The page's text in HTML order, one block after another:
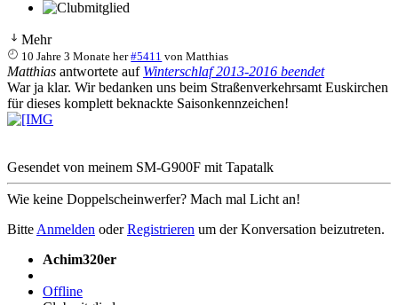
Mehr
10 Jahre 3 Monate her #5411 vonMatthias
Matthias antwortete auf Winterschlaf 2013-2016 beendet
War ja klar. Wir bedanken uns beim Straßenverkehrsamt Euskirchen
für dieses komplett beknackte Saisonkennzeichen!
Gesendet von meinem SM-G900F mit Tapatalk
Wie keine Doppelscheinwerfer? Mach mal Licht an!
Bitte Anmelden oderRegistrieren um der Konversation beizutreten.
Achim320er
Offline